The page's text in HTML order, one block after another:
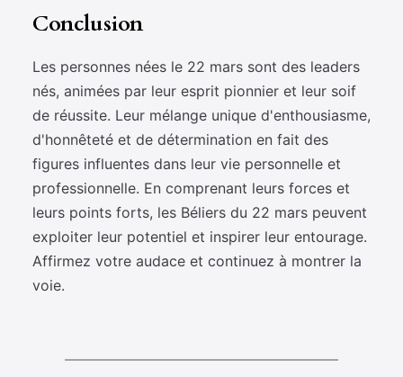
Conclusion
Les personnes nées le 22 mars sont des leaders
nés, animées par leur esprit pionnier et leur soif
de réussite. Leur mélange unique d'enthousiasme,
d'honnêteté et de détermination en fait des
figures influentes dans leur vie personnelle et
professionnelle. En comprenant leurs forces et
leurs points forts, les Béliers du 22 mars peuvent
exploiter leur potentiel et inspirer leur entourage.
Affirmez votre audace et continuez à montrer la
voie.